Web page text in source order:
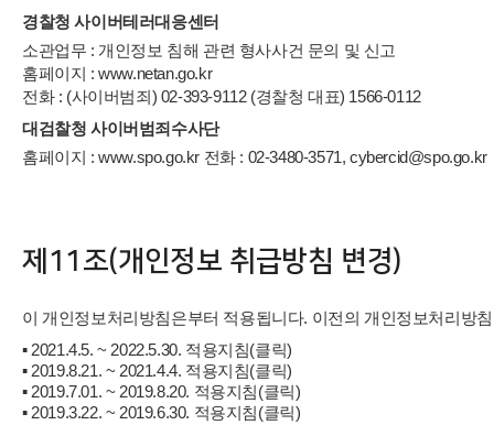
경찰청 사이버테러대응센터
소관업무 : 개인정보 침해 관련 형사사건 문의 및 신고
홈페이지 : www.netan.go.kr
전화 : (사이버범죄) 02-393-9112 (경찰청 대표) 1566-0112
대검찰청 사이버범죄수사단
홈페이지 : www.spo.go.kr 전화 : 02-3480-3571, cybercid@spo.go.kr
제11조(개인정보 취급방침 변경)
이 개인정보처리방침은부터 적용됩니다. 이전의 개인정보처리방
▪ 2021.4.5. ~ 2022.5.30. 적용지침(클릭)
▪ 2019.8.21. ~ 2021.4.4. 적용지침(클릭)
▪ 2019.7.01. ~ 2019.8.20. 적용지침(클릭)
▪ 2019.3.22. ~ 2019.6.30. 적용지침(클릭)